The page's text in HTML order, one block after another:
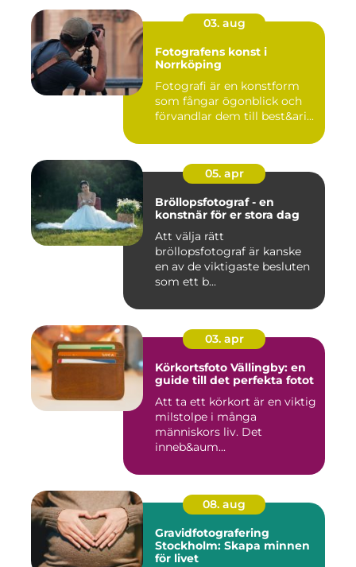
03. aug
Fotografens konst i
Norrköping
Fotografi är en konstform
som fångar ögonblick och
förvandlar dem till best&ari...
05. apr
Bröllopsfotograf - en
konstnär för er stora dag
Att välja rätt
bröllopsfotograf är kanske
en av de viktigaste besluten
som ett b...
03. apr
Körkortsfoto Vällingby: en
guide till det perfekta fotot
Att ta ett körkort är en viktig
milstolpe i många
människors liv. Det
inneb&aum...
08. aug
Gravidfotografering
Stockholm: Skapa minnen
för livet